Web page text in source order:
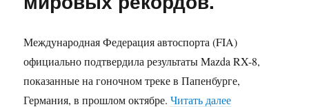
Международная Федерация автоспорта (FIA)
официально подтвердила результаты Mazda RX-8,
показанные на гоночном треке в Папенбурге,
Германия, в прошлом октябре.Читать далее«Mazda RX-8